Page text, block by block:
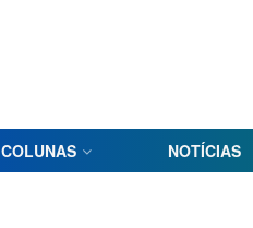
COLUNAS NOTÍCIAS